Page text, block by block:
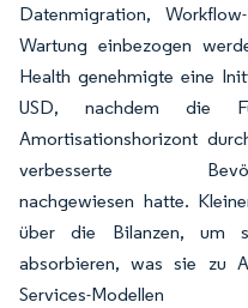
Datenmigration,
Wartung einbezogen
Health genehmigte eine
USD, nachdem die
Amortisationshorizont
verbesserte
nachgewiesen hatte.
über die Bilanzen, um
absorbieren, was sie zu
Services-